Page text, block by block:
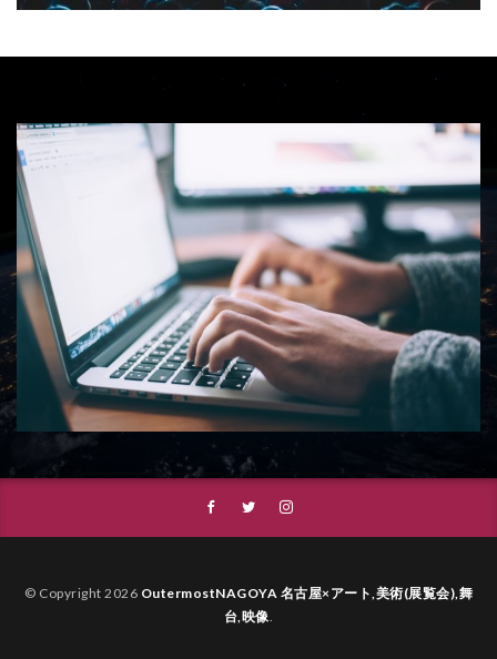
© Copyright 2026 OutermostNAGOYA 名古屋×アート,美術(展覧会),舞
台,映像.